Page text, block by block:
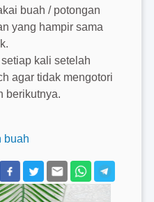
buah / potongan
yang hampir sama
kali setelah
agar tidak mengotori
berikutnya.
buah